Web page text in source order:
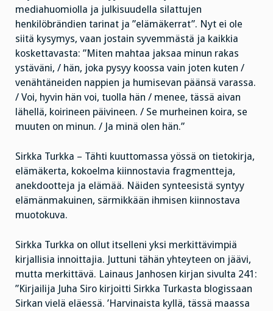
mediahuomiolla ja julkisuudella silattujen
henkilöbrändien tarinat ja ”elämäkerrat”. Nyt ei ole
siitä kysymys, vaan jostain syvemmästä ja kaikkia
koskettavasta: ”Miten mahtaa jaksaa minun rakas
ystäväni, / hän, joka pysyy koossa vain joten kuten /
venähtäneiden nappien ja humisevan päänsä varassa.
/ Voi, hyvin hän voi, tuolla hän / menee, tässä aivan
lähellä, koirineen päivineen. / Se murheinen koira, se
muuten on minun. / Ja minä olen hän.”
Sirkka Turkka – Tähti kuuttomassa yössä on tietokirja,
elämäkerta, kokoelma kiinnostavia fragmentteja,
anekdootteja ja elämää. Näiden synteesistä syntyy
elämänmakuinen, särmikkään ihmisen kiinnostava
muotokuva.
Sirkka Turkka on ollut itselleni yksi merkittävimpiä
kirjallisia innoittajia. Juttuni tähän yhteyteen on jäävi,
mutta merkittävä. Lainaus Janhosen kirjan sivulta 241:
”Kirjailija Juha Siro kirjoitti Sirkka Turkasta blogissaan
Sirkan vielä eläessä. ’Harvinaista kyllä, tässä maassa